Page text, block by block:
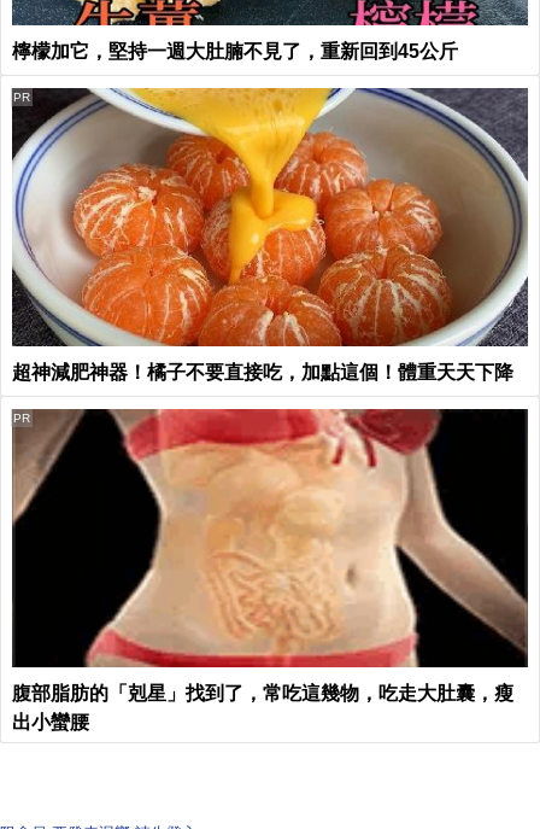
檸檬加它，堅持一週大肚腩不見了，重新回到45公斤
超神減肥神器！橘子不要直接吃，加點這個！體重天天下降
PR
腹部脂肪的「剋星」找到了，常吃這幾物，吃走大肚囊，瘦
出小蠻腰
PR